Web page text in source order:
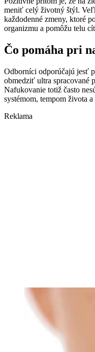
meniť celý životný štýl.
každodenné zmeny, ktoré
organizmu a pomôžu telu
Čo pomáha pri
Odborníci odporúčajú jesť
obmedziť ultra spracované
Nafukovanie totiž často
systémom, tempom života
Reklama